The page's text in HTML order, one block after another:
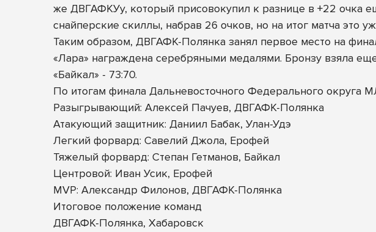
же ДВГАФКУу, который присовокупил к разнице в +22 очка
снайперские скиллы, набрав 26 очков, но на итог матча это
Таким образом, ДВГАФК-Полянка занял первое место на
«Лара» награждена серебряными медалями. Бронзу взяла
«Байкал» - 73:70.
По итогам финала Дальневосточного Федерального округа
Разыгрывающий: Алексей Пачуев, ДВГАФК-Полянка
Атакующий защитник: Даниил Бабак, Улан-Удэ
Легкий форвард: Савелий Джола, Ерофей
Тяжелый форвард: Степан Гетманов, Байкал
Центровой: Иван Усик, Ерофей
MVP: Александр Филонов, ДВГАФК-Полянка
Итоговое положение команд
ДВГАФК-Полянка, Хабаровск